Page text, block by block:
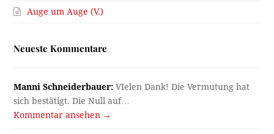
Auge um Auge (V.)
Neueste Kommentare
Manni Schneiderbauer: VIelen Dank! Die Vermutung hat
sich bestätigt. Die Null auf…
Kommentar ansehen →